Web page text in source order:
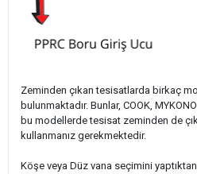
Zeminden çıkan tesisatlarda birkaç
bulunmaktadır. Bunlar, COOK,
bu modellerde tesisat zeminden de
kullanmanız gerekmektedir.
Köşe veya Düz vana seçimini